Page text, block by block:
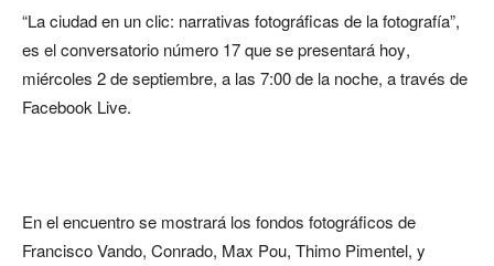
“La ciudad en un clic: narrativas fotográficas de la fotografía”,
es el conversatorio número 17 que se presentará hoy,
miércoles 2 de septiembre, a las 7:00 de la noche, a través de
Facebook Live.
En el encuentro se mostrará los fondos fotográficos de
Francisco Vando, Conrado, Max Pou, Thimo Pimentel, y